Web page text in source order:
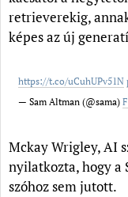
retrieverekig,
képes az új
https://t.co/uCuhUPv51N
— Sam Altman (@sama)
Mckay Wrigley, AI
nyilatkozta, hogy a
szóhoz sem jutott.